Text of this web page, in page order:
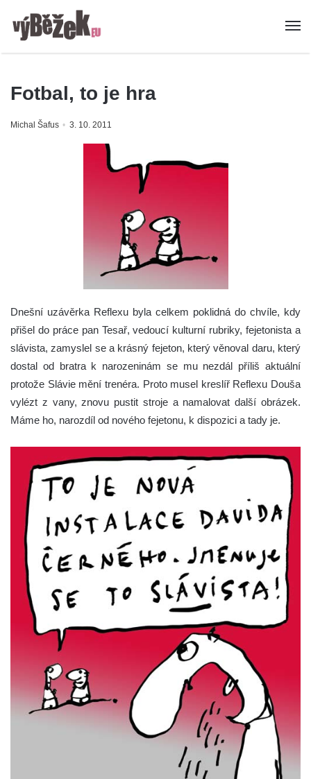
Fotbal, to je hra
Michal Šafus 3. 10. 2011
Dnešní uzávěrka Reflexu byla celkem poklidná do chvíle, kdy
přišel do práce pan Tesař, vedoucí kulturní rubriky, fejetonista a
slávista, zamyslel se a krásný fejeton, který věnoval daru, který
dostal od bratra k narozeninám se mu nezdál příliš aktuální
protože Slávie mění trenéra. Proto musel kreslíř Reflexu Douša
vylézt z vany, znovu pustit stroje a namalovat další obrázek.
Máme ho, narozdíl od nového fejetonu, k dispozici a tady je.